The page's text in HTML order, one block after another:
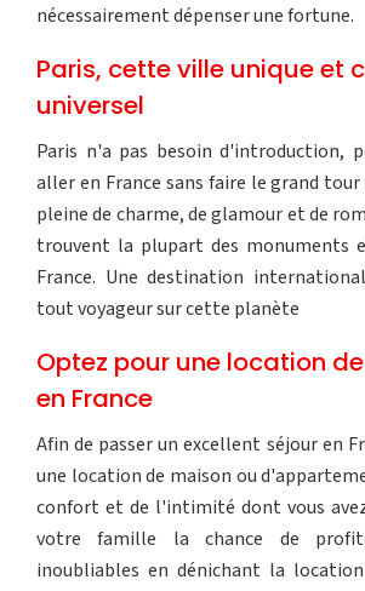
nécessairement dépenser une fortune.
Paris, cette ville unique et
universel
Paris n'a pas besoin d'introduction,
aller en France sans faire le grand
pleine de charme, de glamour et de
trouvent la plupart des monuments
France. Une destination
tout voyageur sur cette planète
Optez pour une location
en France
Afin de passer un excellent séjour en
une location de maison ou
confort et de l'intimité dont vous
votre famille la chance de
inoubliables en dénichant la location